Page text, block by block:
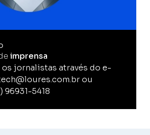
imprensa
jornalistas através do e-
ou
96931-5418